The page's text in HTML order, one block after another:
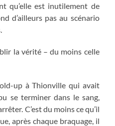
qu’elle est inutilement de
d’ailleurs pas au scénario
la vérité – du moins celle
up à Thionville qui avait
se terminer dans le sang,
C’est du moins ce qu’il
après chaque braquage, il